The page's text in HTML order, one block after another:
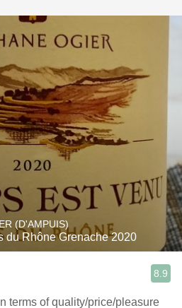
(D'AMPUIS)
du Rhône Grenache 2020
8.9
terms of quality/price/pleasure